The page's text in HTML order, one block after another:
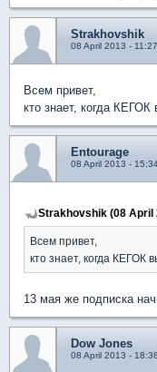
Strakhovshik
08 April 2013 - 11:27
Всем привет,
кто знает, когда
Entourage
08 April 2013 -
Strakhovshik (08 April
Всем привет,
кто знает, когда КЕГОК
13 мая же подписка
Dow Jones
08 April 2013 - 18:38